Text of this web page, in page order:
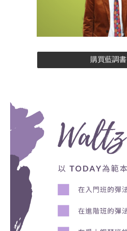
購買藍調書